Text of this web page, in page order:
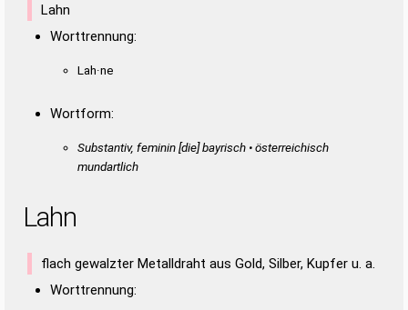
Lahn
Worttrennung:
Lah·ne
Wortform:
Substantiv, feminin [die] bayrisch • österreichisch
mundartlich
Lahn
flach gewalzter Metalldraht aus Gold, Silber, Kupfer u. a.
Worttrennung: